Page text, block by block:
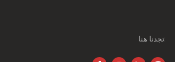
تجدنا هنا: